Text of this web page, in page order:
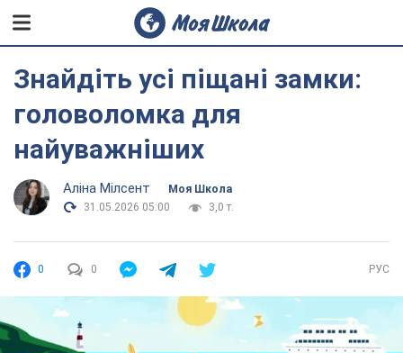
Знайдіть усі піщані замки:
головоломка для
найуважніших
Аліна Мілсент
Моя Школа
31.05.2026 05:00
3,0 т.
0 0 РУС